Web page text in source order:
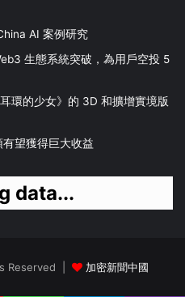
AI 案例研究
生態系統突破，為用戶空投 5
環的少女》的 3D 和擴增實境版
望獲得巨大收益
data...
Reserved | 加密新聞中國